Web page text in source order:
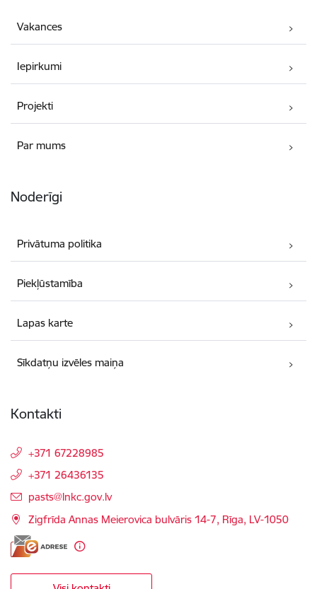
Vakances
Iepirkumi
Projekti
Par mums
Noderīgi
Privātuma politika
Piekļūstamība
Lapas karte
Sīkdatņu izvēles maiņa
Kontakti
+371 67228985
+371 26436135
E-pasts:
pasts@lnkc.gov.lv
Zigfrīda Annas Meierovica bulvāris 14-7, Rīga, LV-1050